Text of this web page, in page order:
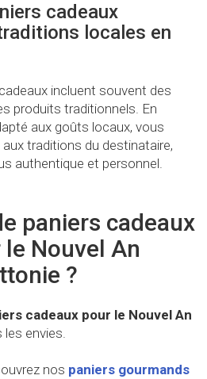
cadeaux
locales en
incluent souvent des
produits traditionnels. En
aux goûts locaux, vous
traditions du destinataire,
authentique et personnel.
paniers cadeaux
Nouvel An
?
cadeaux pour le Nouvel An
envies.
nos paniers gourmands